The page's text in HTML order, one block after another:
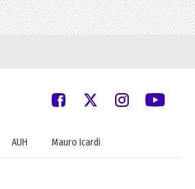
AUH Mauro Icardi